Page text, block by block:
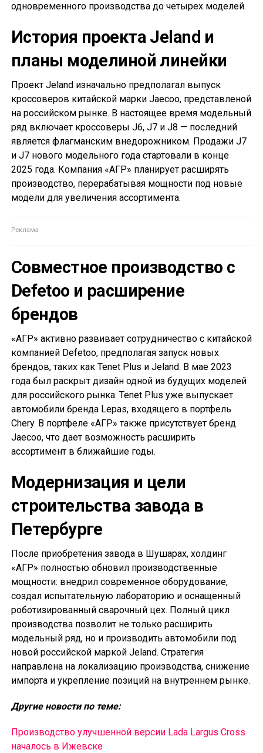
одновременного производства до четырех моделей.
История проекта Jeland и
планы моделиной линейки
Проект Jeland изначально предполагал выпуск
кроссоверов китайской марки Jaecoo, представленой
на российском рынке. В настоящее время модельный
ряд включает кроссоверы J6, J7 и J8 — последний
является флагманским внедорожником. Продажи J7
и J7 нового модельного года стартовали в конце
2025 года. Компания «АГР» планирует расширять
производство, перерабатывая мощности под новые
модели для увеличения ассортимента.
Совместное производство с
Defetoo и расширение
брендов
«АГР» активно развивает сотрудничество с китайской
компанией Defetoo, предполагая запуск новых
брендов, таких как Tenet Plus и Jeland. В мае 2023
года был раскрыт дизайн одной из будущих моделей
для российского рынка. Tenet Plus уже выпускает
автомобили бренда Lepas, входящего в портфель
Chery. В портфеле «АГР» также присутствует бренд
Jaecoo, что дает возможность расширить
ассортимент в ближайшие годы.
Модернизация и цели
строительства завода в
Петербурге
После приобретения завода в Шушарах, холдинг
«АГР» полностью обновил производственные
мощности: внедрил современное оборудование,
создал испытательную лабораторию и оснащенный
роботизированный сварочный цех. Полный цикл
производства позволит не только расширить
модельный ряд, но и производить автомобили под
новой российской маркой Jeland. Стратегия
направлена на локализацию производства, снижение
импорта и укрепление позиций на внутреннем рынке.
Другие новости по теме:
Производство улучшенной версии Lada Largus Cross
началось в Ижевске